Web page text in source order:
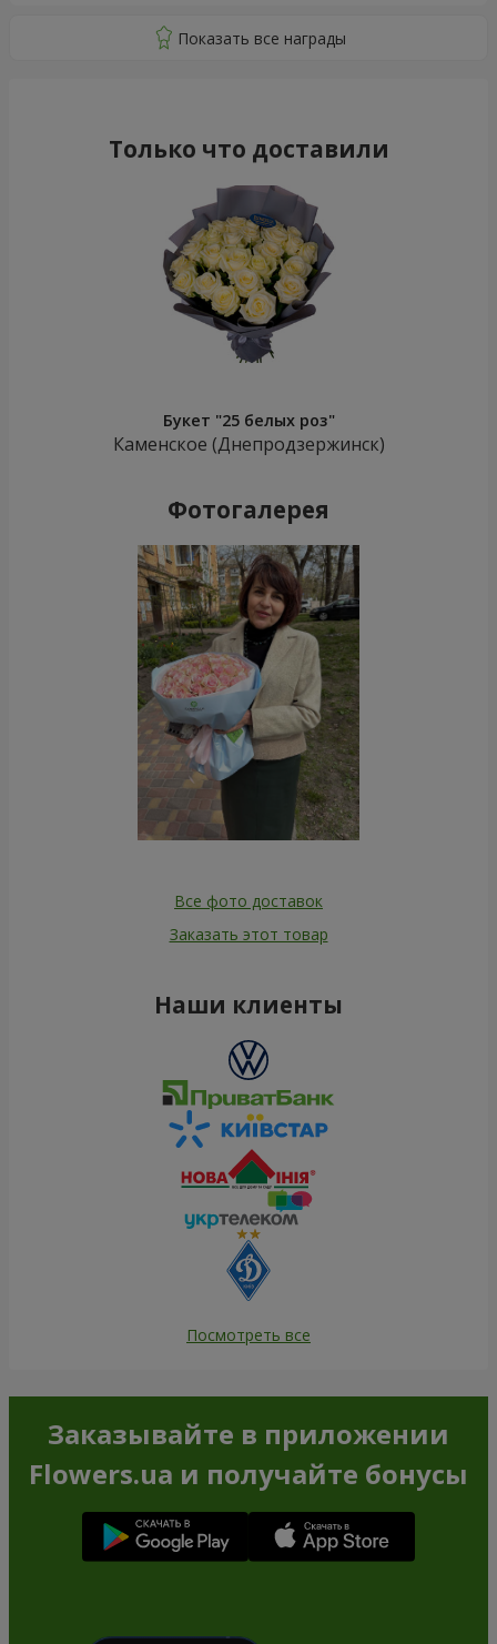
Только что доставили
Букет "25 белых роз"
Каменское (Днепродзержинск)
Фотогалерея
Все фото доставок
Заказать этот товар
Наши клиенты
Посмотреть все
Заказывайте в приложении
Flowers.ua и получайте бонусы